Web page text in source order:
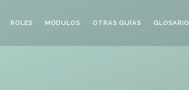
ROLES MÓDULOS OTRAS GUÍAS GLOSARIO